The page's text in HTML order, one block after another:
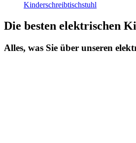
Kinderschreibtischstuhl
Die besten elektrischen
Alles, was Sie über unseren